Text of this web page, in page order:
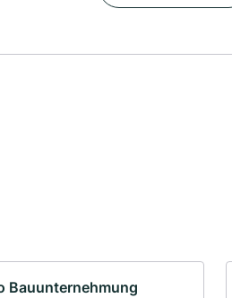
Bauunternehmung